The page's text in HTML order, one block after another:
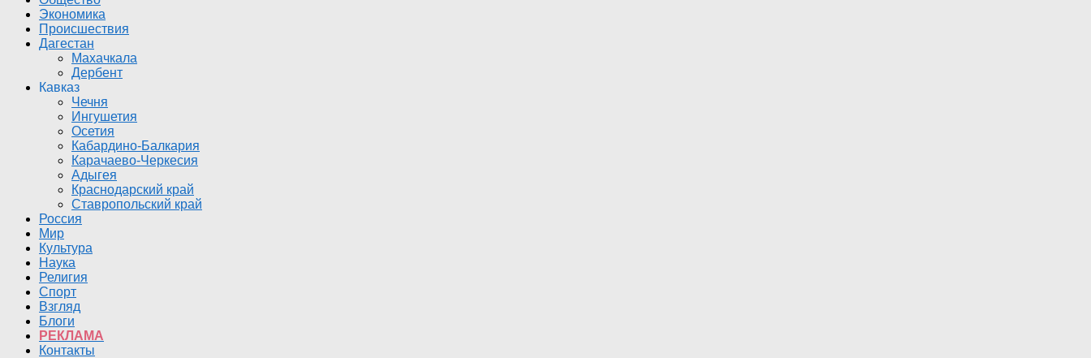
Экономика
Происшествия
Дагестан
Махачкала
Дербент
Кавказ
Чечня
Ингушетия
Осетия
Кабардино-Балкария
Карачаево-Черкесия
Адыгея
Краснодарский край
Ставропольский край
Россия
Мир
Культура
Наука
Религия
Спорт
Взгляд
Блоги
РЕКЛАМА
Контакты